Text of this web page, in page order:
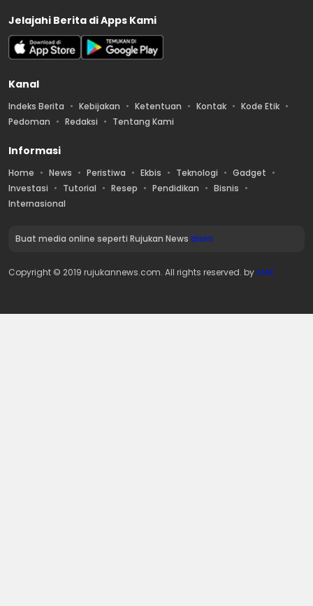
Jelajahi Berita di Apps Kami
Kanal
Indeks Berita Kebijakan Ketentuan Kontak
Kode Etik
Pedoman
Redaksi Tentang Kami
Informasi
Home News Peristiwa Ekbis Teknologi
Gadget
Investasi
Tutorial Resep Pendidikan
Bisnis
Internasional
Buat media online seperti Rujukan News disini
Copyright © 2019 rujukannews.com. All rights reserved. byAMK